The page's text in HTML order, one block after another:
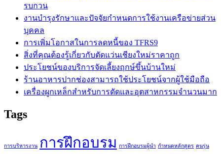
รบกวน
งานบำรุงรักษาและปัจจัยกำหนดการใช้งานเครือข่ายส่วน
บุคคล
การเพิ่มโอกาสในการลดหนี้ของ TFRS9
สิ่งที่คุณต้องรู้เกี่ยวกับตัดแว่นเชียงใหม่ราคาถูก
ประโยชน์ของบริการจัดเลี้ยงฤกษ์ขึ้นบ้านใหม่
ร้านอาหารปากช่องสามารถใช้ประโยชน์จากผู้ใช้มือถือ
เครื่องผูกเหล็กสำหรับการดัดและอุตสาหกรรมจำนวนมาก
Tags
การบริหารงาน การฝึกอบรม การฝึกอบรมผู้นำ กำหนดหลักสูตร คนรุ่น